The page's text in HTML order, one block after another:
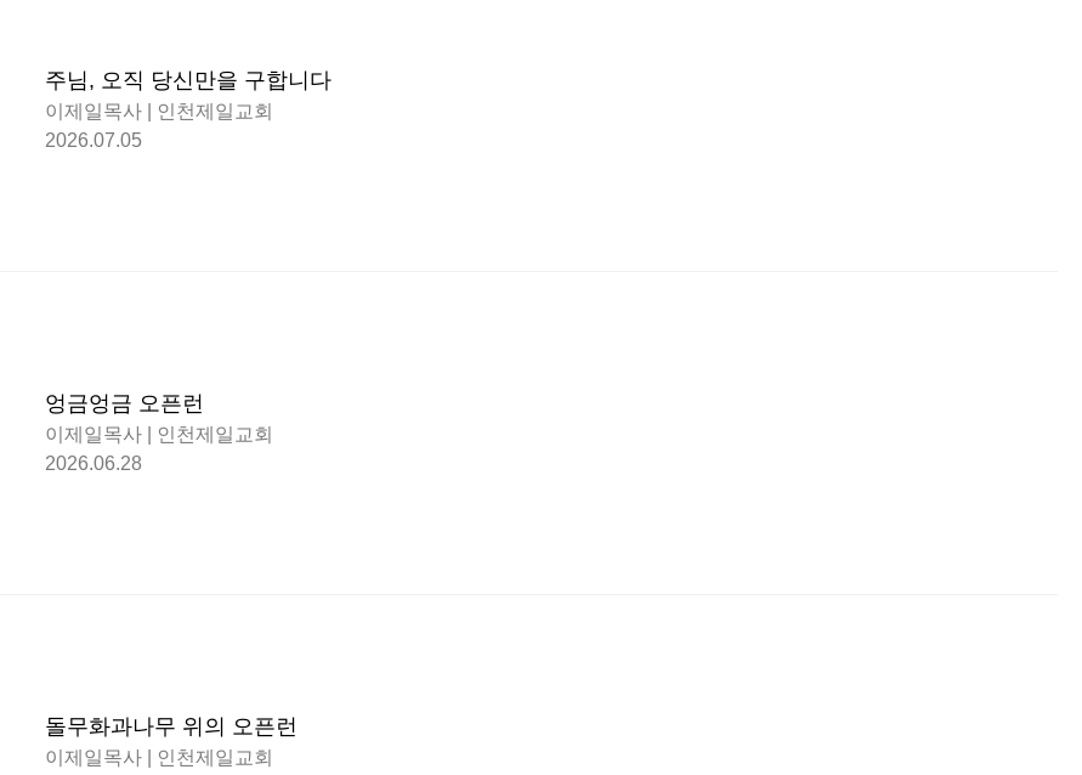
주님, 오직 당신만을 구합니다
이제일목사 | 인천제일교회
2026.07.05
엉금엉금 오픈런
이제일목사 | 인천제일교회
2026.06.28
돌무화과나무 위의 오픈런
이제일목사 | 인천제일교회